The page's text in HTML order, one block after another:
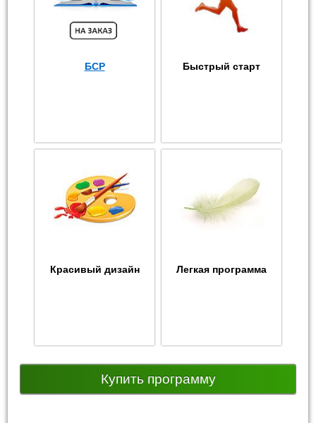
БСР Быстрый старт
Красивый дизайн Легкая программа
Купить программу